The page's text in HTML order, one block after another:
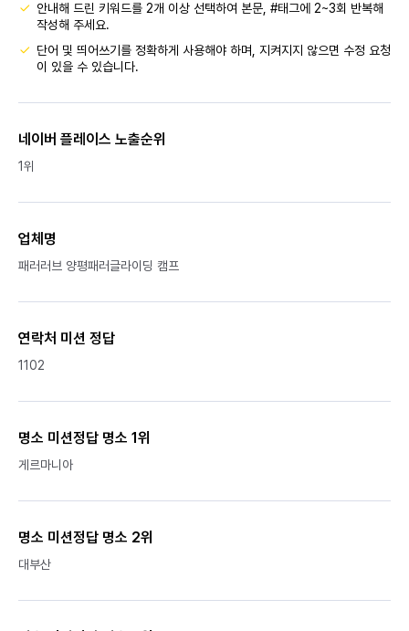
안내해 드린 키워드를 2개 이상 선택하여 본문, #태그에 2~3회 반복해
작성해 주세요.
단어 및 띄어쓰기를 정확하게 사용해야 하며, 지켜지지 않으면 수정 요청
이 있을 수 있습니다.
네이버 플레이스 노출순위
1위
업체명
패러러브 양평패러글라이딩 캠프
연락처 미션 정답
1102
명소 미션정답 명소 1위
게르마니아
명소 미션정답 명소 2위
대부산